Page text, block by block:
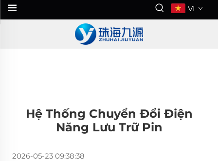
VI
Hệ Thống Chuyển Đổi Điện
Năng Lưu Trữ Pin
2026-05-23 09:38:38